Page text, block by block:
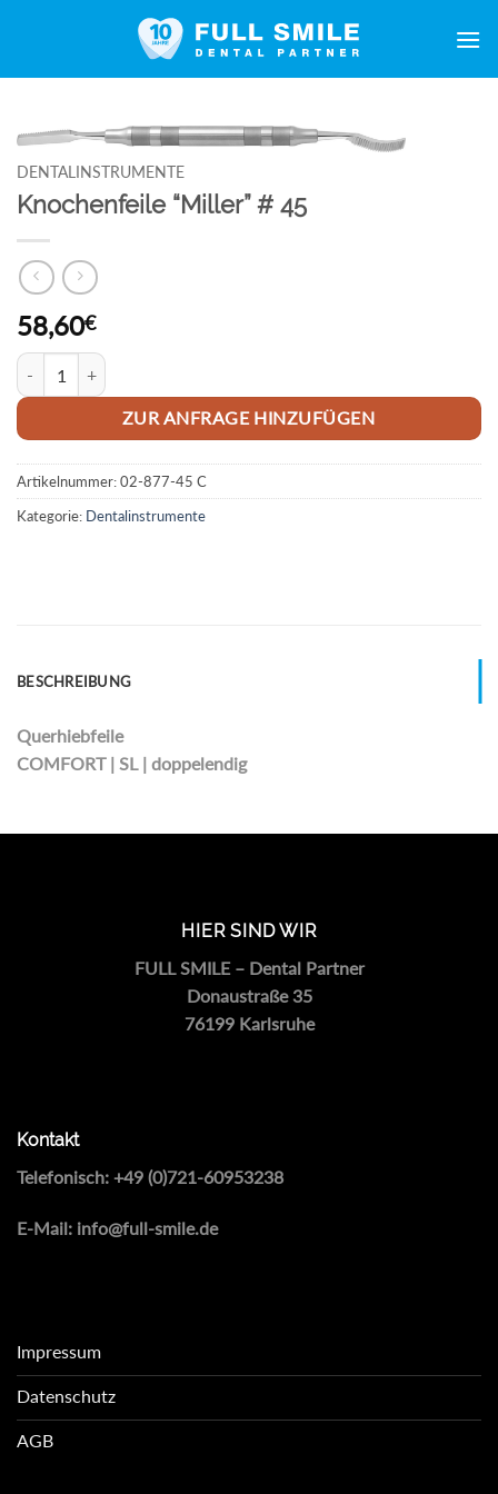
DENTALINSTRUMENTE
Knochenfeile “Miller” # 45
58,60€
Knochenfeile "Miller" # 45 Menge
ZUR ANFRAGE HINZUFÜGEN
Artikelnummer:02-877-45 C
Kategorie: Dentalinstrumente
BESCHREIBUNG
Querhiebfeile
COMFORT | SL | doppelendig
HIER SIND WIR
FULL SMILE – Dental Partner
Donaustraße 35
76199 Karlsruhe
Kontakt
Telefonisch: +49 (0)721-60953238
E-Mail: info@full-smile.de
Impressum
Datenschutz
AGB